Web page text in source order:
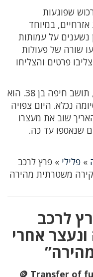
שפוגעות
במיוחד
נשענים על עמותות
שורה של פעולות
פרטים והצליחו
במהלך סוף השבוע נעצר החשוד, תושב חיפה בן 38. הוא
נכלא. היום צפויה
שוב את מעצרו
שנאספו עד כה.
» פלילי » פרץ לרכב
משטרתית מהירה
לרכב
ונעצר אחרי
🪙 Transfer of